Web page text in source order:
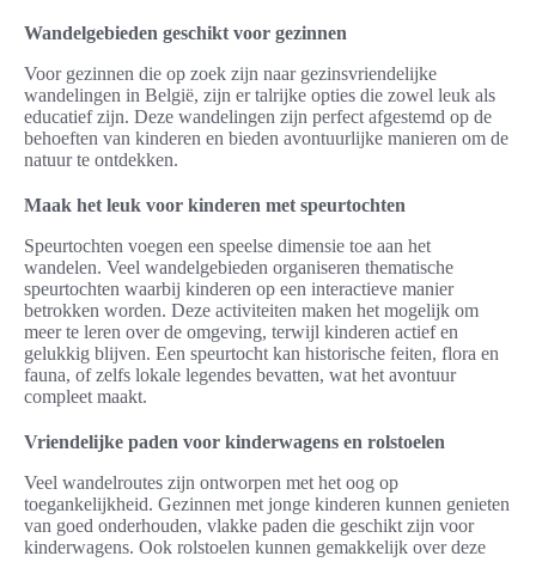
Wandelgebieden geschikt voor gezinnen
Voor gezinnen die op zoek zijn naar gezinsvriendelijke
wandelingen in België, zijn er talrijke opties die zowel leuk als
educatief zijn. Deze wandelingen zijn perfect afgestemd op de
behoeften van kinderen en bieden avontuurlijke manieren om de
natuur te ontdekken.
Maak het leuk voor kinderen met speurtochten
Speurtochten voegen een speelse dimensie toe aan het
wandelen. Veel wandelgebieden organiseren thematische
speurtochten waarbij kinderen op een interactieve manier
betrokken worden. Deze activiteiten maken het mogelijk om
meer te leren over de omgeving, terwijl kinderen actief en
gelukkig blijven. Een speurtocht kan historische feiten, flora en
fauna, of zelfs lokale legendes bevatten, wat het avontuur
compleet maakt.
Vriendelijke paden voor kinderwagens en rolstoelen
Veel wandelroutes zijn ontworpen met het oog op
toegankelijkheid. Gezinnen met jonge kinderen kunnen genieten
van goed onderhouden, vlakke paden die geschikt zijn voor
kinderwagens. Ook rolstoelen kunnen gemakkelijk over deze